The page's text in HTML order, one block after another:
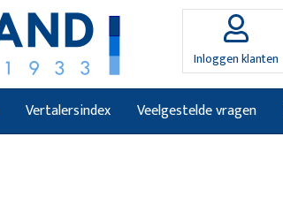
Inloggen klanten
Vertalersindex Veelgestelde vragen